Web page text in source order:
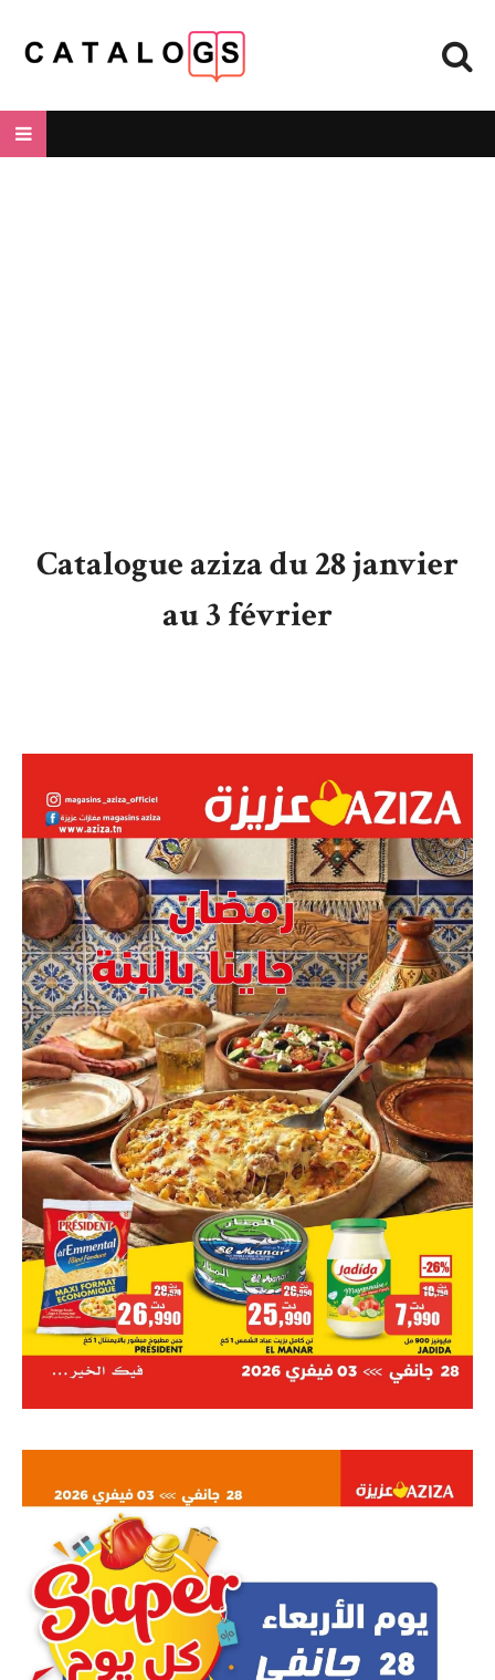
Catalogue aziza du 28 janvier
au 3 février